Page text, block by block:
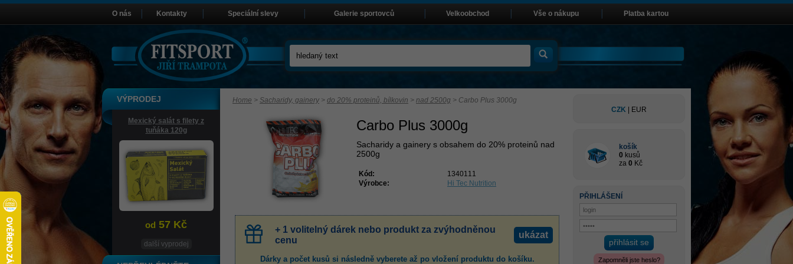
Home > Sacharidy, gainery > do 20% proteinů, bílkovin > nad 2500g > Carbo Plus 3000g
Carbo Plus 3000g
Sacharidy a gainery s obsahem do 20% proteinů nad
2500g
Kód:
1340111
Výrobce:
Hi Tec Nutrition
+ 1 volitelný dárek nebo produkt za zvýhodněnou
cenu
ukázat
Dárky a počet kusů si následně vyberete až po vložení produktu do košíku.
CZK EUR
košík
0 kusů
za 0 Kč
PŘIHLÁŠENÍ
přihlásit se
Zapomněli jste heslo?
VÝPRODEJ
Mexický salát s filety z
tuňáka 120g
od 57 Kč
další vyprodej
O nás Kontakty Speciální slevy Galerie sportovců Velkoobchod Vše o nákupu Platba kartou